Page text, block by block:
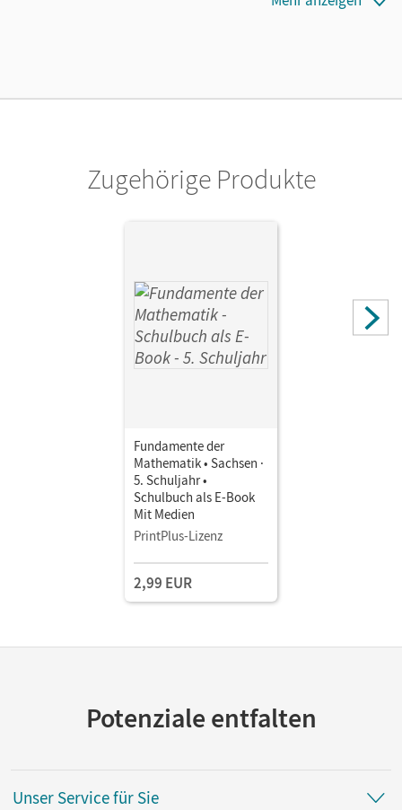
Zugehörige Produkte
Fundamente der
Mathematik • Sachsen ·
5. Schuljahr •
Schulbuch als E-Book
Mit Medien
PrintPlus-Lizenz
2,99 EUR
Potenziale entfalten
Unser Service für Sie